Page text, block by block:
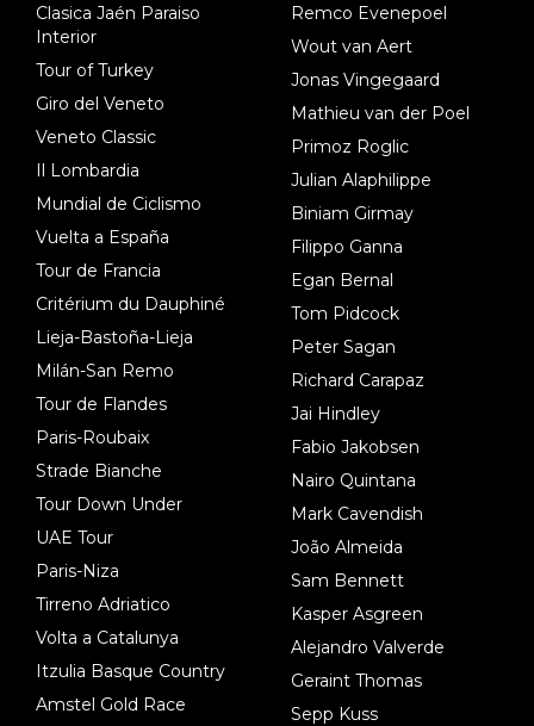
Clasica Jaén Paraiso
Interior
Tour of Turkey
Giro del Veneto
Veneto Classic
Il Lombardia
Mundial de Ciclismo
Vuelta a España
Tour de Francia
Critérium du Dauphiné
Lieja-Bastoña-Lieja
Milán-San Remo
Tour de Flandes
Paris-Roubaix
Strade Bianche
Tour Down Under
UAE Tour
Paris-Niza
Tirreno Adriatico
Volta a Catalunya
Itzulia Basque Country
Amstel Gold Race
Remco Evenepoel
Wout van Aert
Jonas Vingegaard
Mathieu van der Poel
Primoz Roglic
Julian Alaphilippe
Biniam Girmay
Filippo Ganna
Egan Bernal
Tom Pidcock
Peter Sagan
Richard Carapaz
Jai Hindley
Fabio Jakobsen
Nairo Quintana
Mark Cavendish
João Almeida
Sam Bennett
Kasper Asgreen
Alejandro Valverde
Geraint Thomas
Sepp Kuss